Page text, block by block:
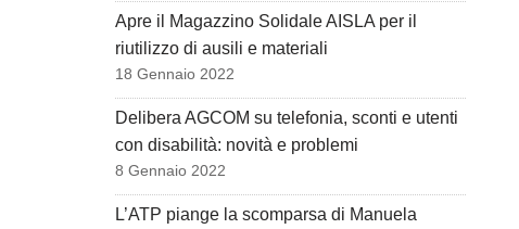
Apre il Magazzino Solidale AISLA per il
riutilizzo di ausili e materiali
18 Gennaio 2022
Delibera AGCOM su telefonia, sconti e utenti
con disabilità: novità e problemi
8 Gennaio 2022
L’ATP piange la scomparsa di Manuela